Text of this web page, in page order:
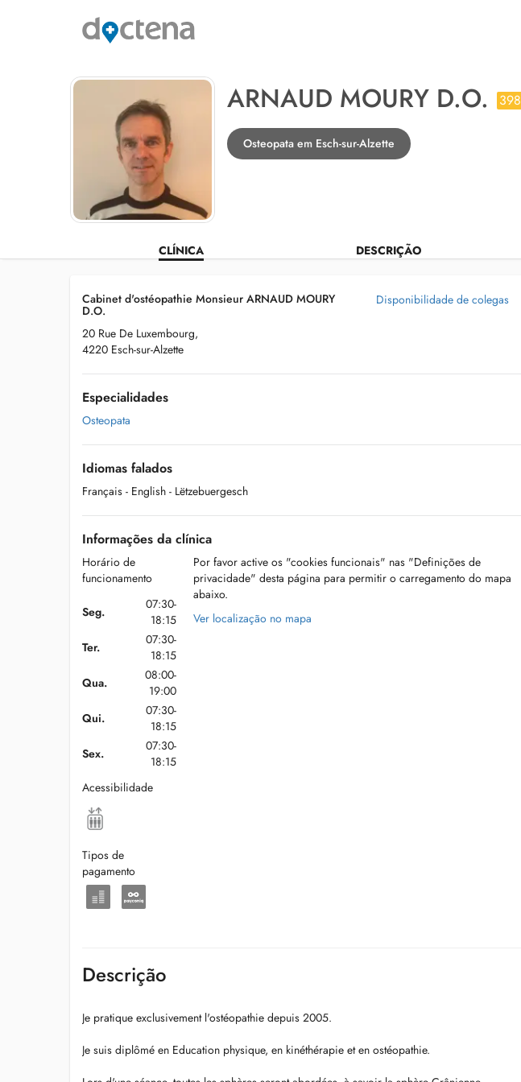
ARNAUD MOURY D.O. 398
Osteopata em Esch-sur-Alzette
CLÍNICA DESCRIÇÃO
Cabinet d'ostéopathie Monsieur ARNAUD MOURY
D.O.
20 Rue De Luxembourg,
4220 Esch-sur-Alzette
Disponibilidade de colegas
Especialidades
Osteopata
Idiomas falados
Français - English - Lëtzebuergesch
Informações da clínica
Horário de
funcionamento
Seg.
07:30-
18:15
Ter.
07:30-
18:15
Qua.
08:00-
19:00
Qui.
07:30-
18:15
Sex.
07:30-
18:15
Acessibilidade
Tipos de
pagamento
Por favor active os "cookies funcionais" nas "Definições de
privacidade" desta página para permitir o carregamento do mapa
abaixo.
Ver localização no mapa
Descrição
Je pratique exclusivement l'ostéopathie depuis 2005.
Je suis diplômé en Education physique, en kinéthérapie et en ostéopathie.